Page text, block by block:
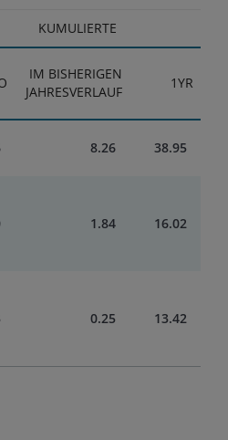
KUMULIERTE
IM BISHERIGEN
JAHRESVERLAUF
1YR
8.26 38.95
1.84 16.02
0.25 13.42